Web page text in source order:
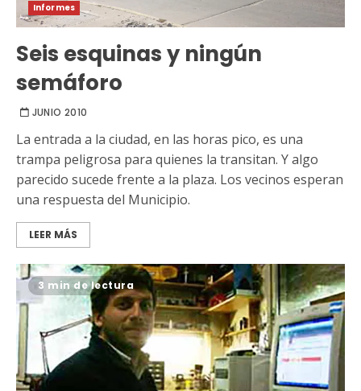
Informes
Seis esquinas y ningún
semáforo
JUNIO 2010
La entrada a la ciudad, en las horas pico, es una
trampa peligrosa para quienes la transitan. Y algo
parecido sucede frente a la plaza. Los vecinos esperan
una respuesta del Municipio.
LEER MÁS
3 min de lectura